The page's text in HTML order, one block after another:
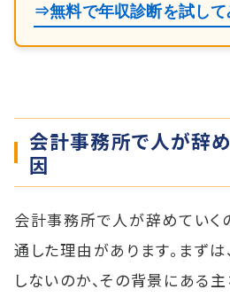
⇒無料で年収診断を試して
会計事務所で人が辞
因
会計事務所で人が辞めていく
通した理由があります。まずは
しないのか、その背景にある